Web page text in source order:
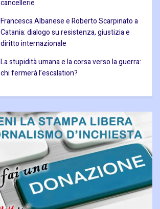
cancellerie
Francesca Albanese e Roberto Scarpinato a
Catania: dialogo su resistenza, giustizia e
diritto internazionale
La stupidità umana e la corsa verso la guerra:
chi fermerà l’escalation?